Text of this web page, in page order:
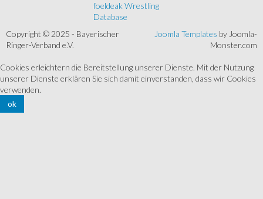
foeldeak Wrestling
Database
Copyright © 2025 - Bayerischer
Ringer-Verband e.V.
Joomla Templates by Joomla-
Monster.com
Cookies erleichtern die Bereitstellung unserer Dienste. Mit der Nutzung
unserer Dienste erklären Sie sich damit einverstanden, dass wir Cookies
verwenden.
ok